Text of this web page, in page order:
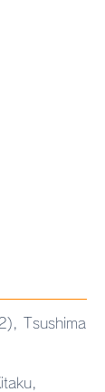
ジン
Tsushima